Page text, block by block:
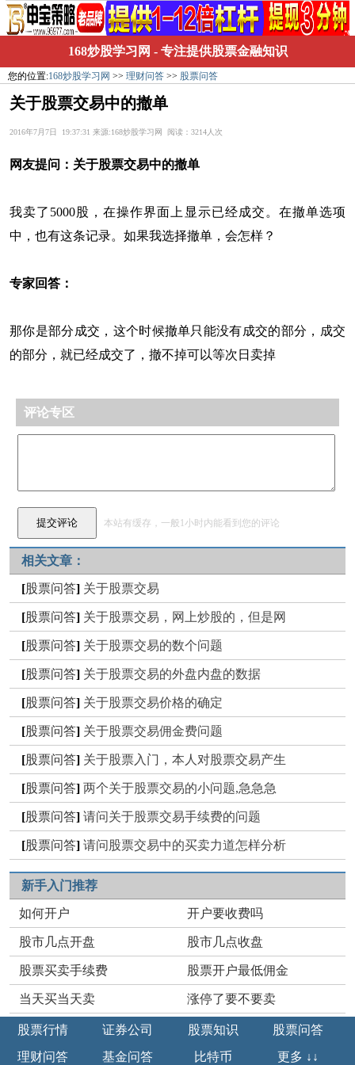
168炒股学习网 - 专注提供股票金融知识
您的位置:168炒股学习网 >> 理财问答 >> 股票问答
关于股票交易中的撤单
2016年7月7日 19:37:31 来源:168炒股学习网 阅读：3214人次
网友提问： 关于股票交易中的撤单
我卖了5000股，在操作界面上显示已经成交。在撤单选项
中，也有这条记录。如果我选择撤单，会怎样？
专家回答：
那你是部分成交，这个时候撤单只能没有成交的部分，成交
的部分，就已经成交了，撤不掉可以等次日卖掉
评论专区
本站有缓存，一般1小时内能看到您的评论
相关文章：
[股票问答] 关于股票交易
[股票问答] 关于股票交易，网上炒股的，但是网
[股票问答] 关于股票交易的数个问题
[股票问答] 关于股票交易的外盘内盘的数据
[股票问答] 关于股票交易价格的确定
[股票问答] 关于股票交易佣金费问题
[股票问答] 关于股票入门，本人对股票交易产生
[股票问答] 两个关于股票交易的小问题,急急急
[股票问答] 请问关于股票交易手续费的问题
[股票问答] 请问股票交易中的买卖力道怎样分析
新手入门推荐
如何开户 开户要收费吗
股市几点开盘 股市几点收盘
股票买卖手续费 股票开户最低佣金
当天买当天卖 涨停了要不要卖
股票行情 证券公司 股票知识
股票问答
理财问答
基金问答 比特币 更多 ↓↓